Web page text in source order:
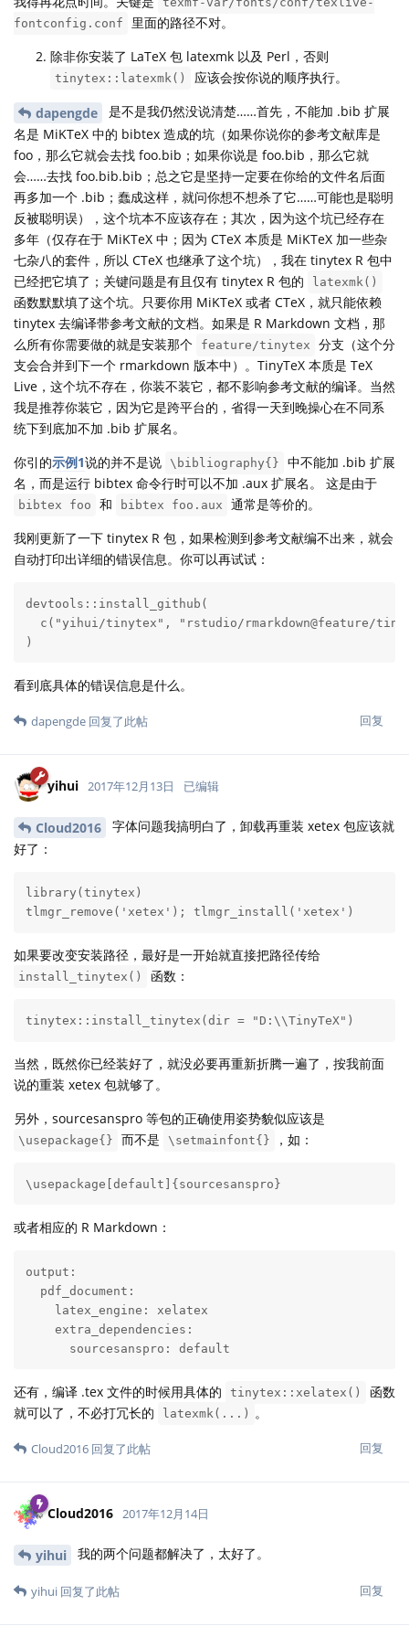
texmf-var/fonts/conf/texlive-
fontconfig.conf
里面的路径不对。
除非你安装了 LaTeX 包 latexmk 以及 Perl，否则
tinytex::latexmk() 应该会按你说的顺序执行。
dapengde
是不是我仍然没说清楚……首先，不能加 .bib 扩展
名是 MiKTeX 中的 bibtex 造成的坑（如果你说你的参考文献库是
foo，那么它就会去找 foo.bib；如果你说是 foo.bib，那么它就
会……去找 foo.bib.bib；总之它是坚持一定要在你给的文件名后面
再多加一个 .bib；蠢成这样，就问你想不想杀了它……可能也是聪明
反被聪明误），这个坑本不应该存在；其次，因为这个坑已经存在
多年（仅存在于 MiKTeX 中；因为 CTeX 本质是 MiKTeX 加一些杂
七杂八的套件，所以 CTeX 也继承了这个坑），我在 tinytex R 包中
已经把它填了；关键问题是有且仅有 tinytex R 包的
latexmk()
函数默默填了这个坑。只要你用 MiKTeX 或者 CTeX，就只能依赖
tinytex 去编译带参考文献的文档。如果是 R Markdown 文档，那
么所有你需要做的就是安装那个
feature/tinytex
分支（这个分
支会合并到下一个 rmarkdown 版本中）。TinyTeX 本质是 TeX
Live，这个坑不存在，你装不装它，都不影响参考文献的编译。当然
我是推荐你装它，因为它是跨平台的，省得一天到晚操心在不同系
统下到底加不加 .bib 扩展名。
你引的示例1说的并不是说 \bibliography{}
中不能加 .bib 扩展
名，而是运行 bibtex 命令行时可以不加 .aux 扩展名。 这是由于
bibtex foo 和 bibtex foo.aux
通常是等价的。
我刚更新了一下 tinytex R 包，如果检测到参考文献编不出来，就会
自动打印出详细的错误信息。你可以再试试：
devtools::install_github(
c("yihui/tinytex", "rstudio/rmarkdown@feature/
)
看到底具体的错误信息是什么。
回复
dapengde 回复了此帖
yihui 2017年12月13日 已编辑
Cloud2016
字体问题我搞明白了，卸载再重装 xetex 包应该就
好了：
library(tinytex)
tlmgr_remove('xetex'); tlmgr_install('xetex')
如果要改变安装路径，最好是一开始就直接把路径传给
install_tinytex() 函数：
tinytex::install_tinytex(dir = "D:\\TinyTeX")
当然，既然你已经装好了，就没必要再重新折腾一遍了，按我前面
说的重装 xetex 包就够了。
另外，sourcesanspro 等包的正确使用姿势貌似应该是
\usepackage{} 而不是 \setmainfont{} ，如：
\usepackage[default]{sourcesanspro}
或者相应的 R Markdown：
output:
  pdf_document:
    latex_engine: xelatex
    extra_dependencies:
      sourcesanspro: default
还有，编译 .tex 文件的时候用具体的 tinytex::xelatex()
函数
就可以了，不必打冗长的
latexmk(...) 。
回复
Cloud2016 回复了此帖
Cloud2016 2017年12月14日
yihui 我的两个问题都解决了，太好了。
回复
yihui 回复了此帖